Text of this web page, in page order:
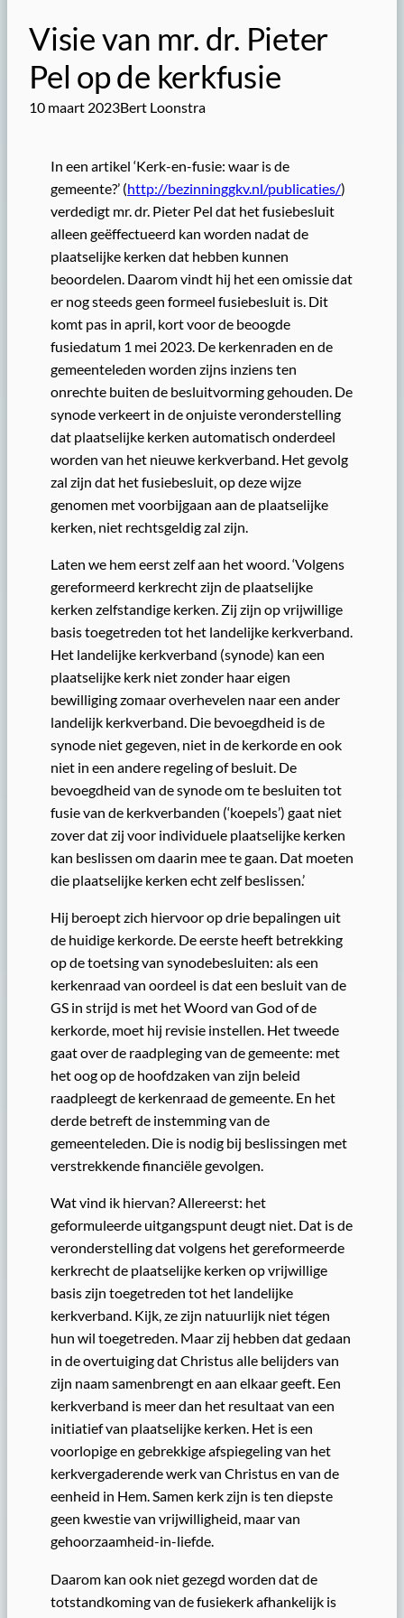
Visie van mr. dr. Pieter
Pel op de kerkfusie
10 maart 2023Bert Loonstra
In een artikel ‘Kerk-en-fusie: waar is de
gemeente?’ (http://bezinninggkv.nl/publicaties/)
verdedigt mr. dr. Pieter Pel dat het fusiebesluit
alleen geëffectueerd kan worden nadat de
plaatselijke kerken dat hebben kunnen
beoordelen. Daarom vindt hij het een omissie dat
er nog steeds geen formeel fusiebesluit is. Dit
komt pas in april, kort voor de beoogde
fusiedatum 1 mei 2023. De kerkenraden en de
gemeenteleden worden zijns inziens ten
onrechte buiten de besluitvorming gehouden. De
synode verkeert in de onjuiste veronderstelling
dat plaatselijke kerken automatisch onderdeel
worden van het nieuwe kerkverband. Het gevolg
zal zijn dat het fusiebesluit, op deze wijze
genomen met voorbijgaan aan de plaatselijke
kerken, niet rechtsgeldig zal zijn.
Laten we hem eerst zelf aan het woord. ‘Volgens
gereformeerd kerkrecht zijn de plaatselijke
kerken zelfstandige kerken. Zij zijn op vrijwillige
basis toegetreden tot het landelijke kerkverband.
Het landelijke kerkverband (synode) kan een
plaatselijke kerk niet zonder haar eigen
bewilliging zomaar overhevelen naar een ander
landelijk kerkverband. Die bevoegdheid is de
synode niet gegeven, niet in de kerkorde en ook
niet in een andere regeling of besluit. De
bevoegdheid van de synode om te besluiten tot
fusie van de kerkverbanden (‘koepels’) gaat niet
zover dat zij voor individuele plaatselijke kerken
kan beslissen om daarin mee te gaan. Dat moeten
die plaatselijke kerken echt zelf beslissen.’
Hij beroept zich hiervoor op drie bepalingen uit
de huidige kerkorde. De eerste heeft betrekking
op de toetsing van synodebesluiten: als een
kerkenraad van oordeel is dat een besluit van de
GS in strijd is met het Woord van God of de
kerkorde, moet hij revisie instellen. Het tweede
gaat over de raadpleging van de gemeente: met
het oog op de hoofdzaken van zijn beleid
raadpleegt de kerkenraad de gemeente. En het
derde betreft de instemming van de
gemeenteleden. Die is nodig bij beslissingen met
verstrekkende financiële gevolgen.
Wat vind ik hiervan? Allereerst: het
geformuleerde uitgangspunt deugt niet. Dat is de
veronderstelling dat volgens het gereformeerde
kerkrecht de plaatselijke kerken op vrijwillige
basis zijn toegetreden tot het landelijke
kerkverband. Kijk, ze zijn natuurlijk niet tégen
hun wil toegetreden. Maar zij hebben dat gedaan
in de overtuiging dat Christus alle belijders van
zijn naam samenbrengt en aan elkaar geeft. Een
kerkverband is meer dan het resultaat van een
initiatief van plaatselijke kerken. Het is een
voorlopige en gebrekkige afspiegeling van het
kerkvergaderende werk van Christus en van de
eenheid in Hem. Samen kerk zijn is ten diepste
geen kwestie van vrijwilligheid, maar van
gehoorzaamheid-in-liefde.
Daarom kan ook niet gezegd worden dat de
totstandkoming van de fusiekerk afhankelijk is